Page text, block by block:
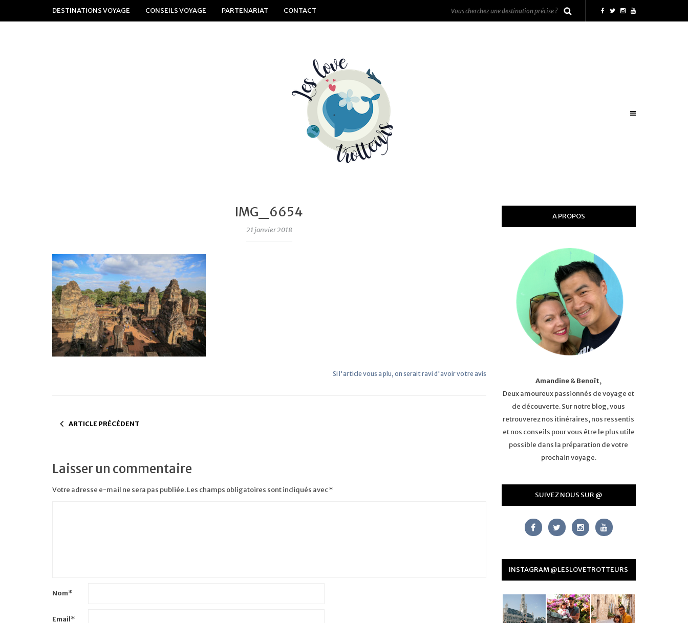
DESTINATIONS VOYAGE CONSEILS VOYAGE PARTENARIAT CONTACT
IMG_6654
21 janvier 2018
Si l'article vous a plu, on serait ravi d'avoir votre avis
ARTICLE PRÉCÉDENT
Laisser un commentaire
Votre adresse e-mail ne sera pas publiée.Les champs obligatoires sont indiqués avec*
Nom*
Email*
A PROPOS
Amandine&Benoît,
Deux amoureux passionnés de voyage et
de découverte. Sur notre blog, vous
retrouverez nos itinéraires, nos ressentis
et nos conseils pour vous être le plus utile
possible dans la préparation de votre
prochain voyage.
SUIVEZ NOUS SUR @
INSTAGRAM @LESLOVETROTTEURS